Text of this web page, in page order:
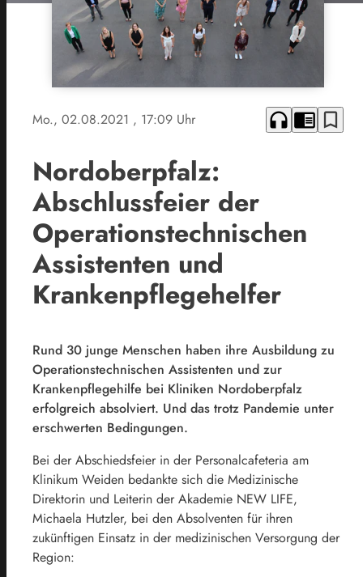
Mo., 02.08.2021 , 17:09 Uhr headphones chrome_reader_mode bookmark_border
Nordoberpfalz:
Abschlussfeier der
Operationstechnischen
Assistenten und
Krankenpflegehelfer
Rund 30 junge Menschen haben ihre Ausbildung zu
Operationstechnischen Assistenten und zur
Krankenpflegehilfe bei Kliniken Nordoberpfalz
erfolgreich absolviert. Und das trotz Pandemie unter
erschwerten Bedingungen.
Bei der Abschiedsfeier in der Personalcafeteria am
Klinikum Weiden bedankte sich die Medizinische
Direktorin und Leiterin der Akademie NEW LIFE,
Michaela Hutzler, bei den Absolventen für ihren
zukünftigen Einsatz in der medizinischen Versorgung der
Region: